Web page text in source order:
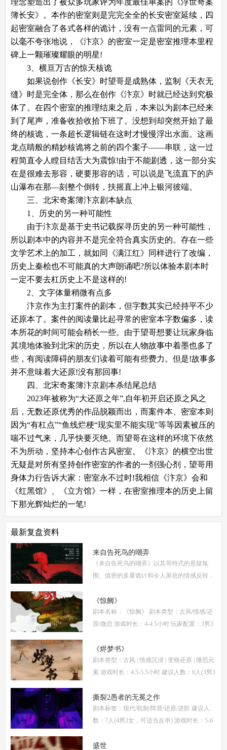
簿长安》。本作的密室则是完完全全的长安密室延续，四
起密室融合了各式各样的诡计，没有一点雷同的元素，可
以毫不夸张地说，《汴京》的密室一定是密室推理本里程
碑上一颗璀璨耀眼的明星!
3、横亘万古的惊天核诡
如果说创作《长安》时望哥是成熟体，监制《天衣无
缝》时是完全体，那么在创作《汴京》时就已经达到究极
体了。在四个密室的推理结束之后，本来以为剧本已经来
到了尾声，准备收拾收拾下班了。没想到却突然开始了最
终的核诡，一条超长逻辑链在这时才慢慢浮出水面。这画
龙点睛般的精妙核诡将之前的四个案子——串联，这一过
程简直令人瞠目结舌大为震惊!由于不能剧透，这一部分实
在是很难去形容，硬要形容的话，可以说是飞流直下的庐
山瀑布在那—刻整个倒转，扶摇直上冲上银河彼端。
三、 北宋奇案簿汴京剧本缺点
1、历史的另一种可能性
由于汴京是基于史书记载探寻历史的另一种可能性，
所以剧本中的内容并不是完全符合真实历史的。存在一些
文学艺术上的加工，就如同《满江红》同样进行了改编，
历史上秦桧也不可能真的大声朗诵吧?所以体验本剧本时
一定不要去杠历史上不是这样的!
2、文字体量稍微有点多
汴京作为主打案件的剧本，但字数其实已经持平不少
还原本了。案件的阅读量比起寻常的密室本字数偏多，读
本所花的时间可能会稍长一些。由于望哥想要让玩家身临
其境地体验到北宋的历史，所以在人物故事中着墨也多了
些，有阅读障碍的朋友们读着可能有些费力。但是!故事多
并不意味着大还原!没有那回事!
四、 北宋奇案簿汴京剧本杀结尾总结
2023年被称为“大还原之年”,自年初开启还原之风之
后，无数还原优秀的作品脱颖而出，而案件本、密室本则
因为“有杠点”“鱼线烂梗“现实里不能实现"等等因素被压的
喘不过气来，几乎快要灭绝。而望哥在这样的环境下依然
不为所动，坚持本心创作古风密室。《汴京》的横空出世
无疑是对所有坚持创作密室的作者的一剂强心剂，望哥用
身体力行告诉大家：密室永不过时!我相信《汴京》会和
《红黑馆》、《立方馆》一样，在密室推理本的历史上留
下那光辉灿烂的一笔!
最新复盘资料
来自告死鸟的嘲弄
《来自告死鸟的嘲弄》以其哥特式的悬疑氛
围、缜密的多重诡计和令人屏息的情感反转，
南将从线索流程梳理、角色任务解析、核心诡
计拆
《惊阙》
剧本名称：《惊阙》 剧本类型：古风/情感/还
原/微恐 游戏时长：4-4.5小时 玩家配置：3男3
体验测评内容，复盘答案仅需2步： (1)关注微
信公
《烬梦书》
剧本类型：古风 | 情感沉浸 | 变格还原 | 微恐元
素 游戏时长：4.5-5.5小时 建议人数：6人(3男3
风故事、情感细腻、偏好剧情还原的玩家 《烬
梦
撕裂2愚者的无冕之作
剧本标签：现代/机制/阵营/还原/进阶 建议人
数：7人(4男3女，可适当反串) 游戏时长：5-6
《撕裂2愚者的无冕之作》玩家点评关键词：
盛世